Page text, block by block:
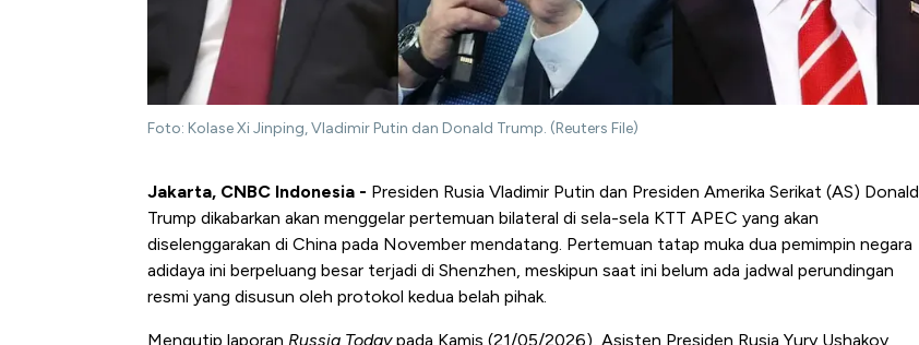
Foto: Kolase Xi Jinping, Vladimir Putin dan Donald Trump. (Reuters File)
Jakarta, CNBC Indonesia - Presiden Rusia Vladimir Putin dan Presiden Amerika Serikat (AS) Donald
Trump dikabarkan akan menggelar pertemuan bilateral di sela-sela KTT APEC yang akan
diselenggarakan di China pada November mendatang. Pertemuan tatap muka dua pemimpin negara
adidaya ini berpeluang besar terjadi di Shenzhen, meskipun saat ini belum ada jadwal perundingan
resmi yang disusun oleh protokol kedua belah pihak.
Mengutip laporan Russia Todaypada Kamis (21/05/2026), Asisten Presiden Rusia Yury Ushakov